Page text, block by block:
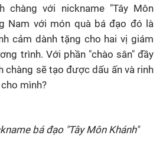
chàng với nickname "Tây Môn
Nam với món quà bá đạo đó là
cảm dành tặng cho hai vị giám
trình. Với phần "chào sân" đầy
chàng sẽ tạo được dấu ấn và rinh
mình?
bá đạo "Tây Môn Khánh"